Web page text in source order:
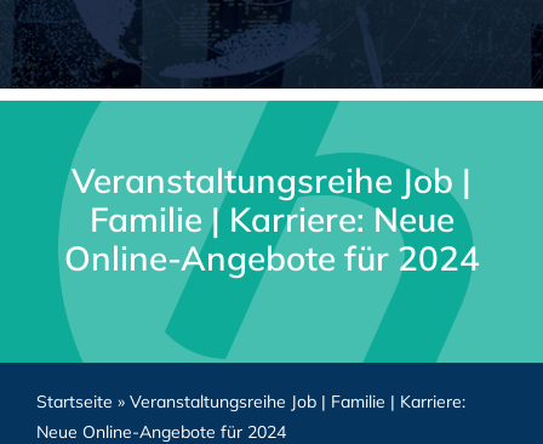
Veranstaltungsreihe Job |
Familie | Karriere: Neue
Online-Angebote für 2024
Startseite » Veranstaltungsreihe Job | Familie | Karriere:
Neue Online-Angebote für 2024